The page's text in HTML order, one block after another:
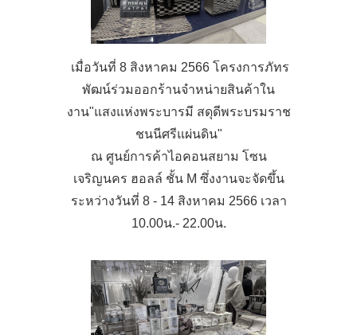
เมื่อวันที่ 8 สิงหาคม 2566 โครงการภัทร
พัฒน์ร่วมออกร้านจำหน่ายสินค้าใน
งาน"แสงแห่งพระบารมี สดุดีพระบรมราช
ชนนีศรีแผ่นดิน"
ณ ศูนย์การค้าไอคอนสยาม โซน
เจริญนคร ฮอลล์ ชั้น M ซึ่งงานจะจัดขึ้น
ระหว่างวันที่ 8 - 14 สิงหาคม 2566 เวลา
10.00น.- 22.00น.